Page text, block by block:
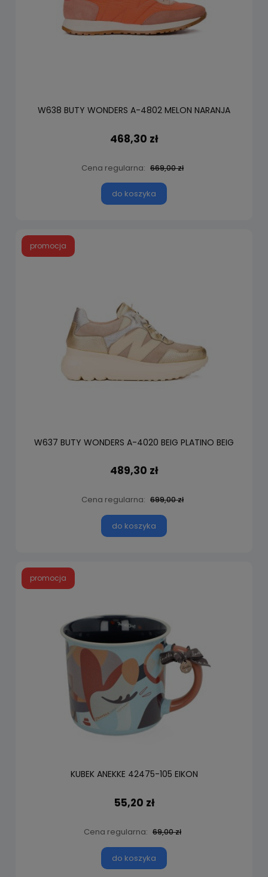
W638 BUTY WONDERS A-4802 MELON NARANJA
468,30 zł
Cena regularna: 669,00 zł
do koszyka
W637 BUTY WONDERS A-4020 BEIG PLATINO BEIG
489,30 zł
Cena regularna: 699,00 zł
do koszyka
promocja
KUBEK ANEKKE 42475-105 EIKON
55,20 zł
Cena regularna: 69,00 zł
do koszyka
promocja